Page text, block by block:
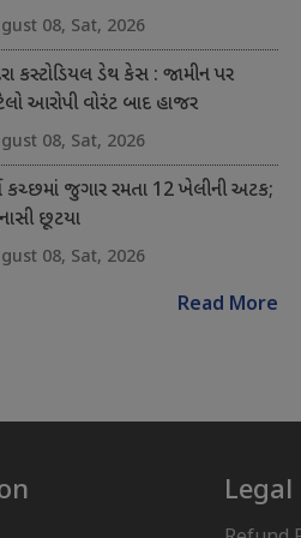
08, Sat, 2026
કસ્ટોડિયલ ડેથ કેસ : જામીન પર
આરોપી વોરંટ બાદ હાજર
08, Sat, 2026
કચ્છમાં જુગાર રમતા 12 ખેલીની અટક;
છૂટયા
08, Sat, 2026
Read More
Legal